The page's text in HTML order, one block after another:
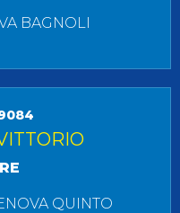
BAGNOLI
QUINTO